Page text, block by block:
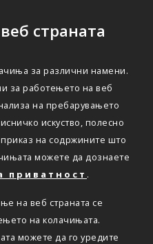
страната
за различни намени.
за работењето на веб
на пребарувањето
искуство, полесно
на содржините што
можете да дознаете
приватност .
на веб страната се
на колачињата.
можете да го уредите